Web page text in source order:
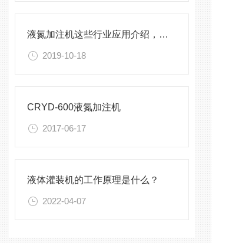
液氮加注机这些行业应用介绍，你都了解吗？
2019-10-18
CRYD-600液氮加注机
2017-06-17
液体灌装机的工作原理是什么？
2022-04-07